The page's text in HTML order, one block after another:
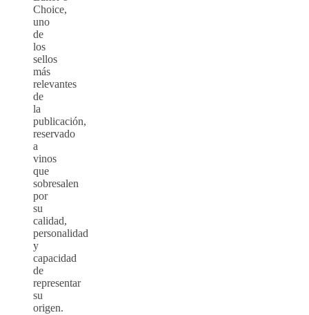
Choice,
uno
de
los
sellos
más
relevantes
de
la
publicación,
reservado
a
vinos
que
sobresalen
por
su
calidad,
personalidad
y
capacidad
de
representar
su
origen.